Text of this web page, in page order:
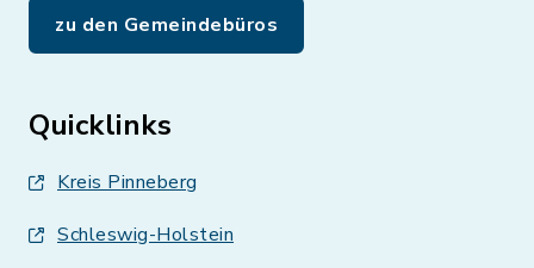
zu den Gemeindebüros
Quicklinks
Kreis Pinneberg
Schleswig-Holstein